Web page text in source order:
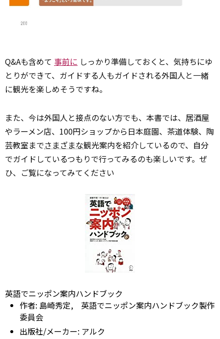
Q&Aも含めて 事前に しっかり準備しておくと、気持ちにゆ
とりができて、ガイドする人もガイドされる外国人と一緒
に観光を楽しめそうですね。
また、今は外国人と接点のない方でも、本書では、居酒屋
やラーメン店、100円ショップから日本庭園、茶道体験、陶
芸教室までさまざまな観光案内を紹介しているので、自分
でガイドしているつもりで行ってみるのも楽しいです。ぜ
ひ、ご覧になってみてください
英語でニッポン案内ハンドブック
作者: 島崎秀定, 英語でニッポン案内ハンドブック製作
委員会
出版社/メーカー: アルク